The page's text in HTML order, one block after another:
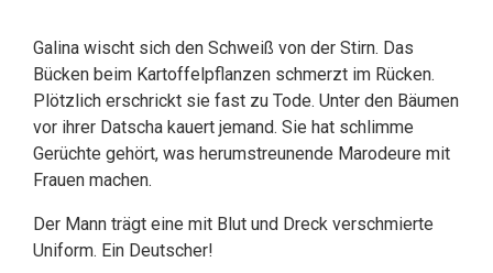
Galina wischt sich den Schweiß von der Stirn. Das
Bücken beim Kartoffelpflanzen schmerzt im Rücken.
Plötzlich erschrickt sie fast zu Tode. Unter den Bäumen
vor ihrer Datscha kauert jemand. Sie hat schlimme
Gerüchte gehört, was herumstreunende Marodeure mit
Frauen machen.
Der Mann trägt eine mit Blut und Dreck verschmierte
Uniform. Ein Deutscher!